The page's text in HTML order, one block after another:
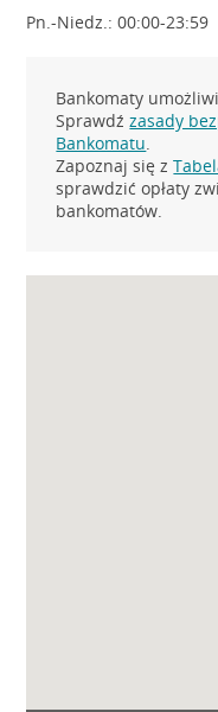
Pn.-Niedz.: 00:00-23:59
Bankomaty
Sprawdźzasady
Bankomatu.
Zapoznaj się z
sprawdzić opłaty
bankomatów.